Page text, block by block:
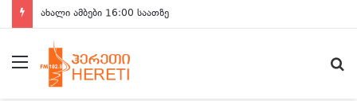
ახალი ამბები 16:00 საათზე
მენიუ